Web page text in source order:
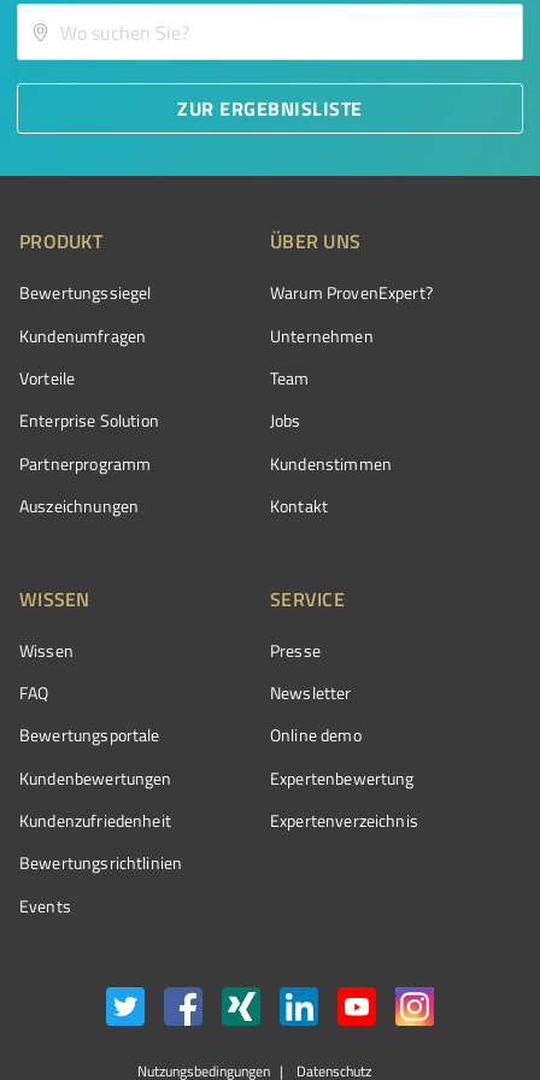
ZUR ERGEBNISLISTE
PRODUKT
Bewertungssiegel
Kundenumfragen
Vorteile
Enterprise Solution
Partnerprogramm
Auszeichnungen
ÜBER UNS
Warum ProvenExpert?
Unternehmen
Team
Jobs
Kundenstimmen
Kontakt
WISSEN
Wissen
FAQ
Bewertungsportale
Kundenbewertungen
Kundenzufriedenheit
Bewertungs­richtlinien
Events
SERVICE
Presse
Newsletter
Online demo
Expertenbewertung
Expertenverzeichnis
Nutzungsbedingungen Datenschutz